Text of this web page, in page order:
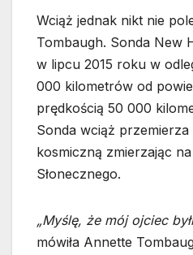
Wciąż jednak nikt nie
Tombaugh. Sonda New
w lipcu 2015 roku w
000 kilometrów od
prędkością 50 000
Sonda wciąż
kosmiczną zmierzając
Słonecznego.
„Myślę, że mój ojciec
mówiła Annette